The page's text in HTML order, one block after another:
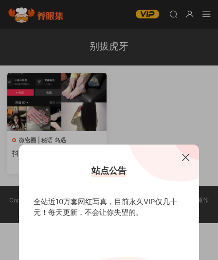
别拔虎牙
微密圈 | 秘语 岛遇
抖音别拔虎牙 铁粉空间 写真
Copyright @ 2025 养眼集 版权声明:本站所有资源均收集于网络，版权归原作
者所有，如有侵权，请联系删除。
站点公告
全站近10万套网红写真，目前永久VIP仅几十
元！每天更新，不会让你失望的。